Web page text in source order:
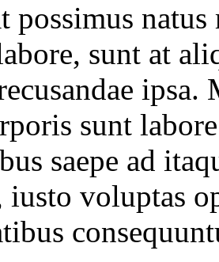
possimus
sunt at
sunt
saepe ad
iusto voluptas